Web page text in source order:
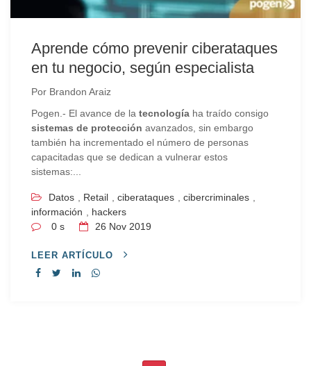
Aprende cómo prevenir ciberataques
en tu negocio, según especialista
Por Brandon Araiz
Pogen.- El avance de la tecnología ha traído consigo
sistemas de protección avanzados, sin embargo
también ha incrementado el número de personas
capacitadas que se dedican a vulnerar estos
sistemas:...
Datos Retail ciberataques cibercriminales
información
hackers
0 s
26 Nov 2019
LEER ARTÍCULO